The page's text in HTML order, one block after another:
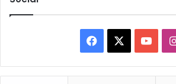
Facebook